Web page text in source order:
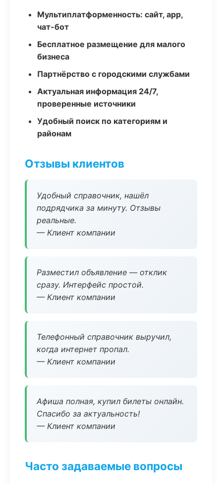
Мультиплатформенность: сайт, app,
чат-бот
Бесплатное размещение для малого
бизнеса
Партнёрство с городскими службами
Актуальная информация 24/7,
проверенные источники
Удобный поиск по категориям и
районам
Отзывы клиентов
Удобный справочник, нашёл
подрядчика за минуту. Отзывы
реальные.
— Клиент компании
Разместил объявление — отклик
сразу. Интерфейс простой.
— Клиент компании
Телефонный справочник выручил,
когда интернет пропал.
— Клиент компании
Афиша полная, купил билеты онлайн.
Спасибо за актуальность!
— Клиент компании
Часто задаваемые вопросы